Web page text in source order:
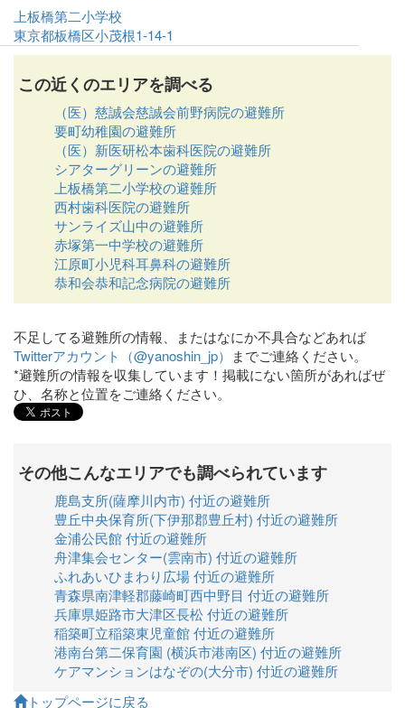
上板橋第二小学校
東京都板橋区小茂根1-14-1
この近くのエリアを調べる
（医）慈誠会慈誠会前野病院の避難所
要町幼稚園の避難所
（医）新医研松本歯科医院の避難所
シアターグリーンの避難所
上板橋第二小学校の避難所
西村歯科医院の避難所
サンライズ山中の避難所
赤塚第一中学校の避難所
江原町小児科耳鼻科の避難所
恭和会恭和記念病院の避難所
不足してる避難所の情報、またはなにか不具合などあれば
Twitterアカウント（@yanoshin_jp） までご連絡ください。
*避難所の情報を収集しています！掲載にない箇所があればぜ
ひ、名称と位置をご連絡ください。
その他こんなエリアでも調べられています
鹿島支所(薩摩川内市) 付近の避難所
豊丘中央保育所(下伊那郡豊丘村) 付近の避難所
金浦公民館 付近の避難所
舟津集会センター(雲南市) 付近の避難所
ふれあいひまわり広場 付近の避難所
青森県南津軽郡藤崎町西中野目 付近の避難所
兵庫県姫路市大津区長松 付近の避難所
稲築町立稲築東児童館 付近の避難所
港南台第二保育園 (横浜市港南区) 付近の避難所
ケアマンションはなぞの(大分市) 付近の避難所
トップページに戻る